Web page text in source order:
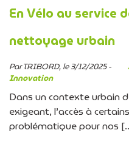
En Vélo au service
nettoyage urbain
Par TRIBORD, le 3/12/2025 -
Innovation
Dans un contexte urbain
exigeant, l’accès à
problématique pour nos